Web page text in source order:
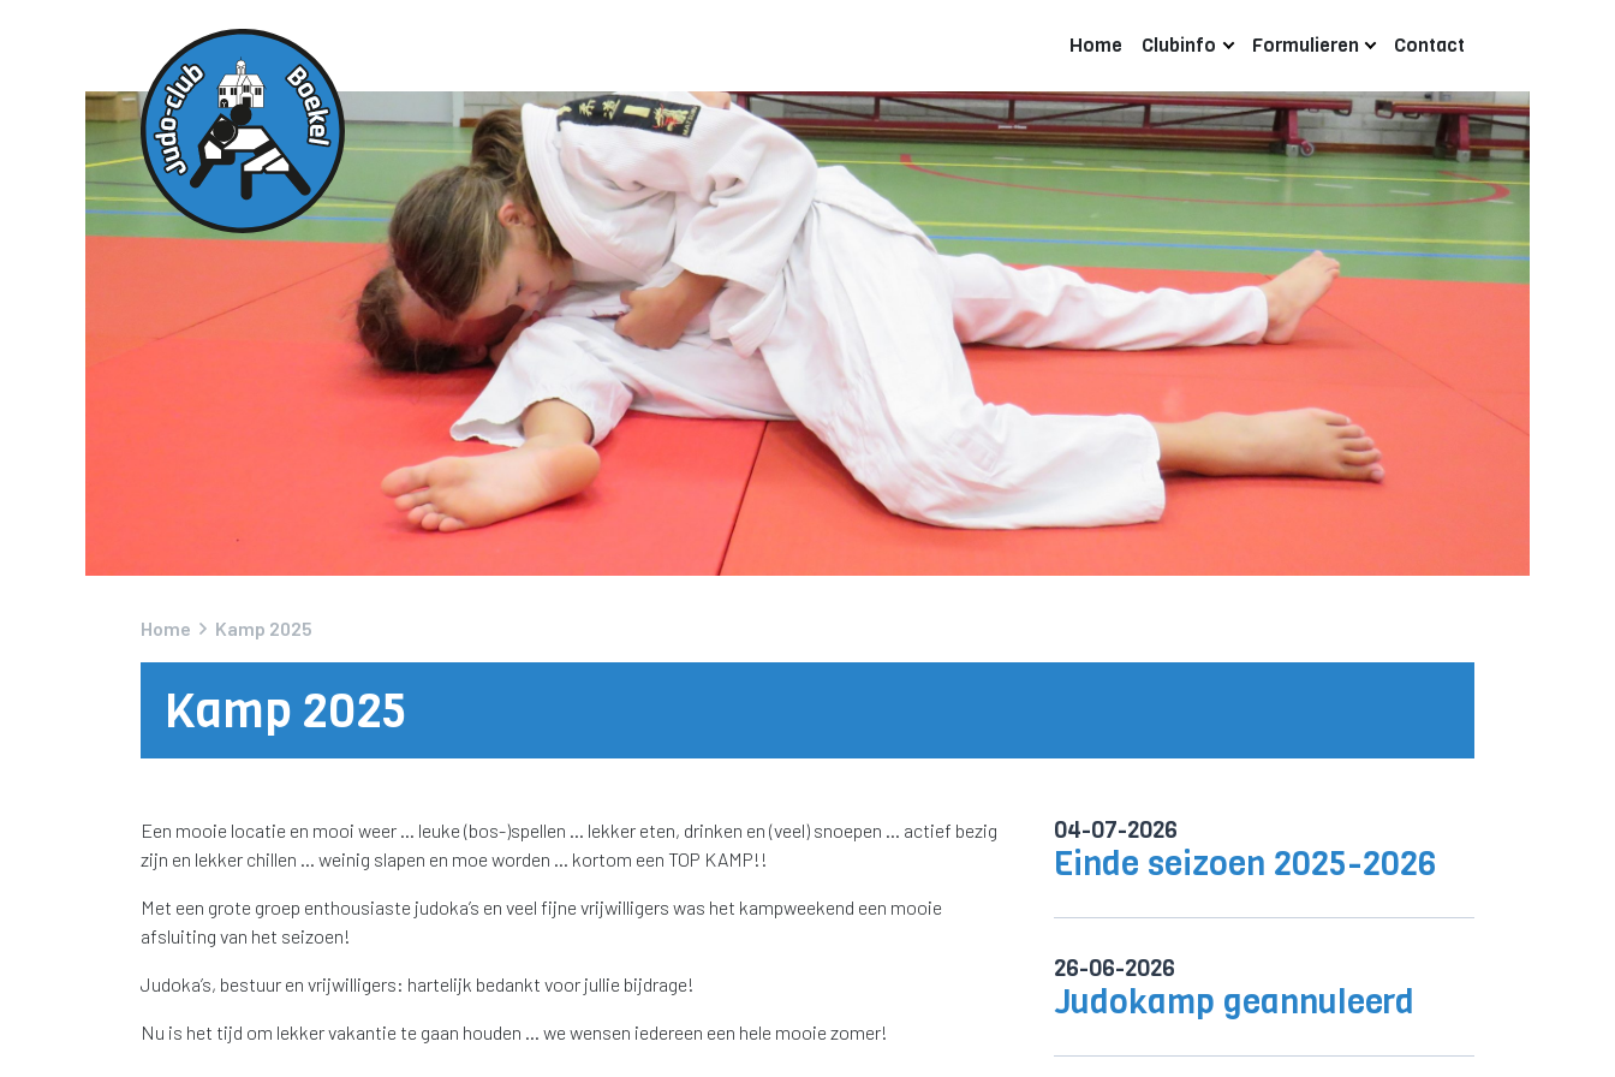
Home Clubinfo Formulieren Contact
Home Kamp 2025
Kamp 2025
Een mooie locatie en mooi weer … leuke (bos-)spellen … lekker eten, drinken en (veel) snoepen … actief bezig
zijn en lekker chillen … weinig slapen en moe worden … kortom een TOP KAMP!!
Met een grote groep enthousiaste judoka’s en veel fijne vrijwilligers was het kampweekend een mooie
afsluiting van het seizoen!
Judoka’s, bestuur en vrijwilligers: hartelijk bedankt voor jullie bijdrage!
Nu is het tijd om lekker vakantie te gaan houden … we wensen iedereen een hele mooie zomer!
04-07-2026
Einde seizoen 2025-2026
26-06-2026
Judokamp geannuleerd